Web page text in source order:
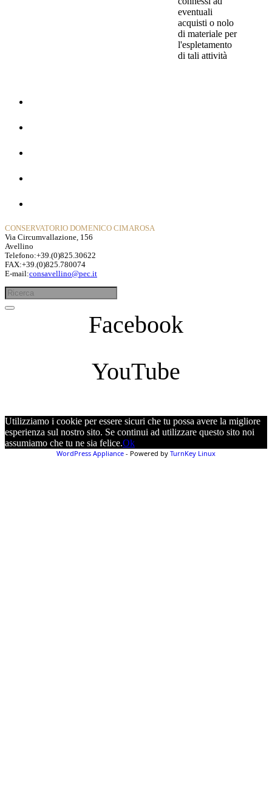
eventuali
acquisti o nolo
di materiale per
l'espletamento
di tali attività
CONSERVATORIO DOMENICO CIMAROSA
Via Circumvallazione, 156
Avellino
Telefono:+39.(0)825.30622
FAX:+39.(0)825.780074
E-mail:consavellino@pec.it
Facebook
YouTube
Utilizziamo i cookie per essere sicuri che tu possa avere la migliore
esperienza sul nostro sito. Se continui ad utilizzare questo sito noi
assumiamo che tu ne sia felice.Ok
WordPress Appliance - Powered by TurnKey Linux